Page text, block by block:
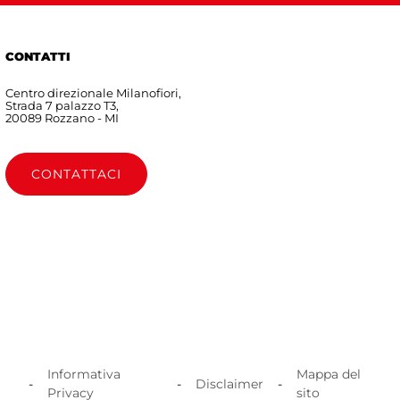
CONTATTI
Centro direzionale Milanofiori,
Strada 7 palazzo T3,
20089 Rozzano - MI
CONTATTACI
-
Informativa
Privacy
- Disclaimer -
Mappa del
sito